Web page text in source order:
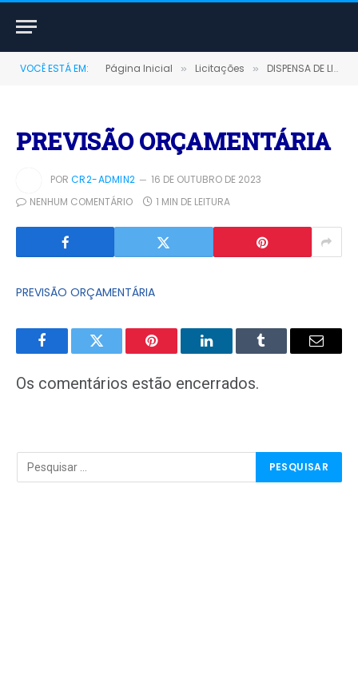
VOCÊ ESTÁ EM: Página Inicial » Licitações » DISPENSA DE LICITAÇÃO Nº 07/2023-FMS (CONTRATAÇÃO DE SERVIÇOS MÉDICOS EM CLÍNICO GERAL PARA ATENDER AS UNIDADES BÁSICAS DE SAÚDE CIDADE NOVA E SÃO FRANCISCO, DO MUNICIPIO DE TERRA SANTA-PARÁ)
PREVISÃO ORÇAMENTÁRIA
POR CR2-ADMIN2
16 DE OUTUBRO DE 2023
NENHUM COMENTÁRIO
1 MIN DE LEITURA
PREVISÃO ORÇAMENTÁRIA
FacebookTwitter Pinterest LinkedInTumblr
E-
Os comentários estão encerrados.